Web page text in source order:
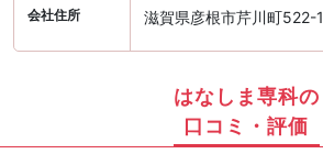
会社住所 滋賀県彦根市芹川町522-1
はなしま専科の
口コミ・評価